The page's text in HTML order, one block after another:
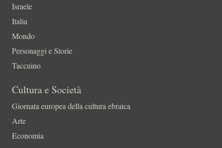
Israele
Italia
Mondo
Personaggi e Storie
Taccuino
Cultura e Società
Giornata europea della cultura ebraica
Arte
Economia